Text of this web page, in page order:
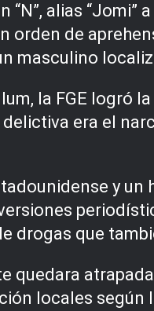
alias
orden de
masculino
la FGE logró
era el
y
drogas que
quedara
locales según